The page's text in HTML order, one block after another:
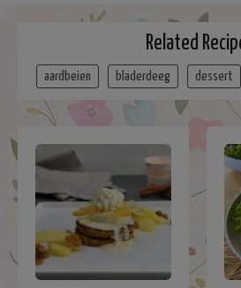
Related
aardbeien bladerdeeg dessert